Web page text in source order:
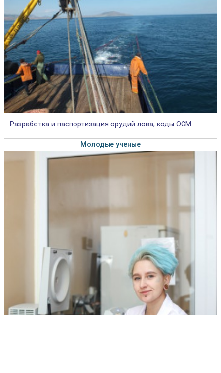
Разработка и паспортизация орудий лова, коды ОСМ
Молодые ученые